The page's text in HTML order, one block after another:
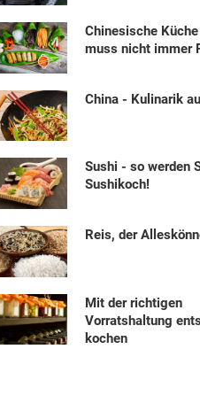
Chinesische
muss nicht immer
China - Kulinarik
Sushi - so werden
Sushikoch!
Reis, der
Mit der richtigen
Vorratshaltung
kochen